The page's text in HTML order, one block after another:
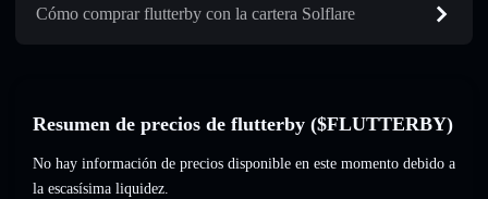
Cómo comprar flutterby con la cartera Solflare
Resumen de precios de flutterby ($FLUTTERBY)
No hay información de precios disponible en este momento debido a
la escasísima liquidez.